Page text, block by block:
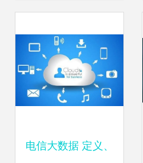
电信大数据 定义、